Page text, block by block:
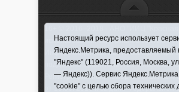
использовании материалов ссылка
Информационная лента выходит при
поддержке правительства Тюменской
Регистрационный номер СМИ ЭЛ №
от 10.06. 2016 г. выдано Федеральной
Настоящий ресурс использует
Яндекс.Метрика,
"Яндекс" (119021, Россия, Москва,
— Яндекс)). Сервис
"cookie" с целью сбора технических